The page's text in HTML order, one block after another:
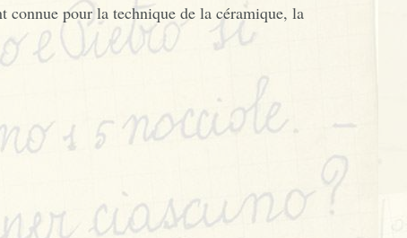
connue pour la technique de la céramique, la